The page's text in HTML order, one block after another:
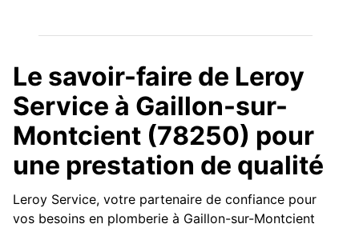
Le savoir-faire de Leroy
Service à Gaillon-sur-
Montcient (78250) pour
une prestation de qualité
Leroy Service, votre partenaire de confiance pour
vos besoins en plomberie à Gaillon-sur-Montcient